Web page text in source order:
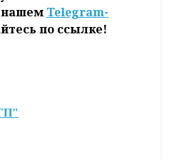
нашем Telegram-
по ссылке!